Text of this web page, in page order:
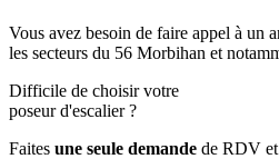
Vous avez besoin de faire appel à un
les secteurs du 56 Morbihan et
Difficile de choisir votre
poseur d'escalier?
Faites une seule demande de RDV